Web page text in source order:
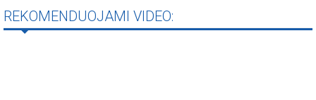
REKOMENDUOJAMI VIDEO: